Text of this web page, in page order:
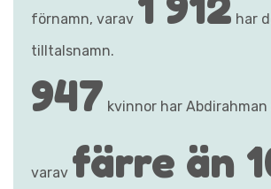
förnamn, varav
har
tilltalsnamn.
947 kvinnor har
varav färre än